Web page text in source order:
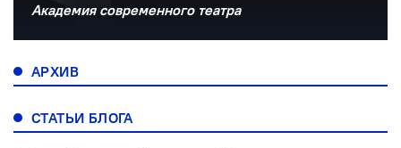
Академия современного театра
АРХИВ
СТАТЬИ БЛОГА